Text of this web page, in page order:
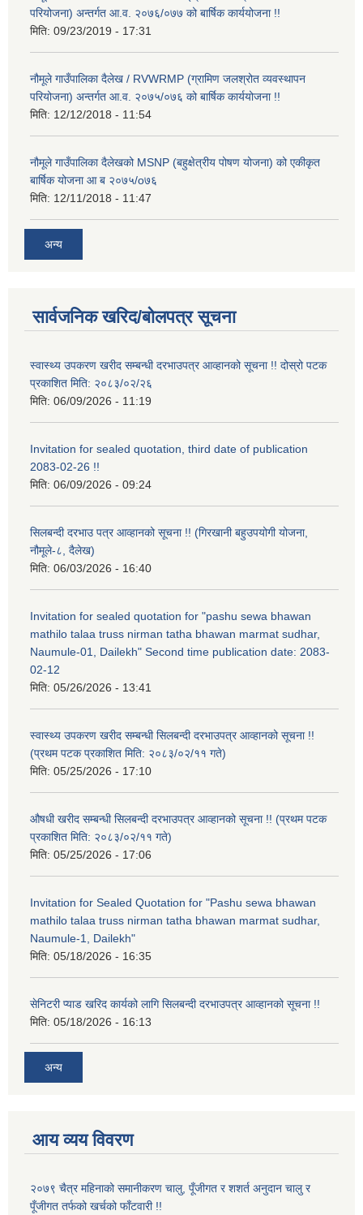
परियोजना) अन्तर्गत आ.व. २०७६/०७७ को बार्षिक कार्ययोजना !!
मिति: 09/23/2019 - 17:31
नौमूले गाउँपालिका दैलेख / RVWRMP (ग्रामिण जलश्रोत व्यवस्थापन
परियोजना) अन्तर्गत आ.व. २०७५/०७६ को बार्षिक कार्ययोजना !!
मिति: 12/12/2018 - 11:54
नौमूले गाउँपालिका दैलेखको MSNP (बहुक्षेत्रीय पोषण योजना) को एकीकृत
बार्षिक योजना आ ब २०७५/o७६
मिति: 12/11/2018 - 11:47
अन्य
सार्वजनिक खरिद/बोलपत्र सूचना
स्वास्थ्य उपकरण खरीद सम्बन्धी दरभाउपत्र आव्हानको सूचना !! दोस्रो पटक
प्रकाशित मिति: २०८३/०२/२६
मिति: 06/09/2026 - 11:19
Invitation for sealed quotation, third date of publication
2083-02-26 !!
मिति: 06/09/2026 - 09:24
सिलबन्दी दरभाउ पत्र आव्हानको सूचना !! (गिरखानी बहुउपयोगी योजना,
नौमूले-८, दैलेख)
मिति: 06/03/2026 - 16:40
Invitation for sealed quotation for "pashu sewa bhawan
mathilo talaa truss nirman tatha bhawan marmat sudhar,
Naumule-01, Dailekh" Second time publication date: 2083-
02-12
मिति: 05/26/2026 - 13:41
स्वास्थ्य उपकरण खरीद सम्बन्धी सिलबन्दी दरभाउपत्र आव्हानको सूचना !!
(प्रथम पटक प्रकाशित मिति: २०८३/०२/११ गते)
मिति: 05/25/2026 - 17:10
औषधी खरीद सम्बन्धी सिलबन्दी दरभाउपत्र आव्हानको सूचना !! (प्रथम पटक
प्रकाशित मिति: २०८३/०२/११ गते)
मिति: 05/25/2026 - 17:06
Invitation for Sealed Quotation for "Pashu sewa bhawan
mathilo talaa truss nirman tatha bhawan marmat sudhar,
Naumule-1, Dailekh"
मिति: 05/18/2026 - 16:35
सेनिटरी प्याड खरिद कार्यको लागि सिलबन्दी दरभाउपत्र आव्हानको सूचना !!
मिति: 05/18/2026 - 16:13
अन्य
आय व्यय विवरण
२०७९ चैत्र महिनाको समानीकरण चालु, पूँजीगत र शशर्त अनुदान चालु र
पूँजीगत तर्फको खर्चको फाँटवारी !!